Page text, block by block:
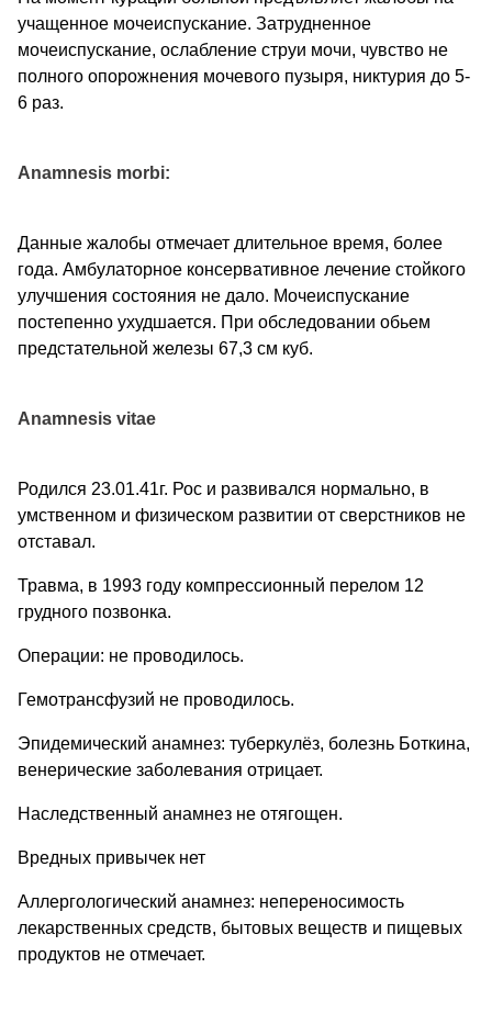
учащенное мочеиспускание. Затрудненное
мочеиспускание, ослабление струи мочи, чувство не
полного опорожнения мочевого пузыря, никтурия до 5-
6 раз.
Anamnesis morbi:
Данные жалобы отмечает длительное время, более
года. Амбулаторное консервативное лечение стойкого
улучшения состояния не дало. Мочеиспускание
постепенно ухудшается. При обследовании обьем
предстательной железы 67,3 см куб.
Anamnesis vitae
Родился 23.01.41г. Рос и развивался нормально, в
умственном и физическом развитии от сверстников не
отставал.
Травма, в 1993 году компрессионный перелом 12
грудного позвонка.
Операции: не проводилось.
Гемотрансфузий не проводилось.
Эпидемический анамнез: туберкулёз, болезнь Боткина,
венерические заболевания отрицает.
Наследственный анамнез не отягощен.
Вредных привычек нет
Аллергологический анамнез: непереносимость
лекарственных средств, бытовых веществ и пищевых
продуктов не отмечает.